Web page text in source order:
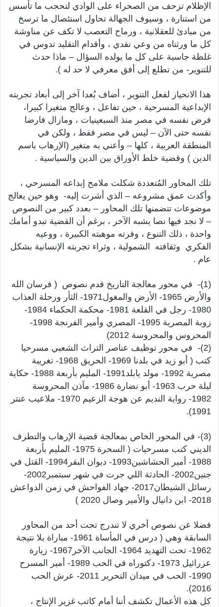
الإظلام تزحف من الصحراء على الوادي لتحجب ما تأسس
من استنارة ، وسيوف الجهالة تحاول استئصال ما ترسخ
من مبادئ للعقلانية ، ورماح التعصب لا تكف عن مناوشة
كل ما ورثناه من وعي نقدي ، وأقدام التقليد تدوس في
غلظة جاسية على كل ما يولده السؤال – ماذا حدث
للتنوير- من تطلع إلى أفق معرفي لا حد له ).
هذا الانحياز لفعل التنوير ، أضاف بُعدا آخر إلى أبعاد تجربته
الإبداعية المسرحية ، حين تفاعل ، وعالج متغيرا كبيرا،
فرض نفسه في مصر منذ السبعينيات ، ومازال فارضا
نفسه حتى الآن – ليس في مصر فقط ، ولكن في
المنطقة العربية ، كلها – وأعني به متغير (الإرهاب باسم
الدين ) وقضية خلط الأوراق بين الدين والسياسية .
تلك المحاور المُتعددة شكلت ملامح إبداعه المسرحي ،
وأكدت عمق مشروعه – الذي أشرت إليه- وهو حين يعالج
موضوعات تتضمنها تلك المحاور – بعدد كبير من النصوص
– لا نجد فيها نصا يشبه الآخر ، برغم أن القضية تبدو أمامك
واحدة ، ذلك التنوع ، وفرته موهبته الكبيرة ، ووعيه
الفكري وثقافته الشمولية ، وثراء تجربته الإنسانية بشكل
عام .
(1)- في محور معالجة التاريخ قدم نصوص ( فرسان الله
والأرض 1965- الأرض والمغول1971- الثأر ورحلة العذاب
1980- رجل في القلعة 1981- محكمة الحكماء 1984-
زوبة المصرية 1995- المصري وأمير الفرنجة 1998-
المحروس والمحروسة 2012)
(2)- في محور توظيف عناصر التراث الشعبي مسرحيا
كتب ( أبو زيد في بلدنا 1969- الحريق 1968- تغريبة
مصرية 1992- مولد يابلد1991- المليم بأربعة 1988- حكاية
ليلة حرب 1963- أبو نضارة 1986- مآذن المحروسة
1982- رواية النديم عن هوجة الزعيم 1970- ملاعيب عنتر
1991).
(3)- في المحور الخاص بمعالجة قضية الإرهاب والتطرف
الديني كتب مسرحيات ( السحرة 1975- المليم بأربعة
1988- أمير الحشاشين1993- ديوان البقر1994- القتل في
جنين2002- الحادثة اللي جرت في شهر سبتمبر2002-
رسائل الشيطان2017- جهاد الفواحش في زمن الدواعش
2018- ابن دانيال والأمير وصال 2020 )
فضلا عن نصوص أخري لا تندرج تحت أحد من المحاور
السابقة وهي ( درس في المأساة 1961- مباراة بلا نتيجة
1962- تحت التهديد 1964- الجانب الآخر1967- زيارة
عزرائيل 1973- دكتوراه في الحب 1989- أمير المسرح
1990- الحب في ميدان التحرير 2011- عرش الحب
2016).
كل هذه الأعمال تكشف أننا أمام كاتب غزير الإنتاج ،